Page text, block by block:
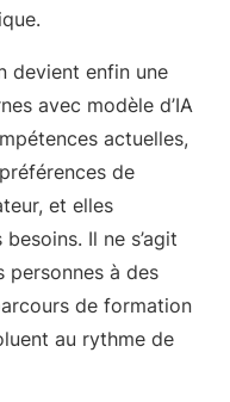
devient enfin une
avec modèle d’IA
actuelles,
de
et elles
Il ne s’agit
personnes à des
de formation
au rythme de